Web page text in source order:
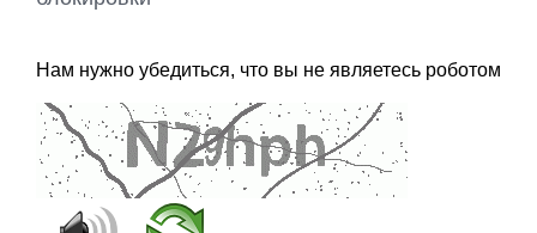
Нам нужно убедиться, что вы не являетесь роботом